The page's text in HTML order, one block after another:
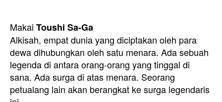
Makai Toushi Sa-Ga
Alkisah, empat dunia yang diciptakan oleh para
dewa dihubungkan oleh satu menara. Ada sebuah
legenda di antara orang-orang yang tinggal di
sana. Ada surga di atas menara. Seorang
petualang lain akan berangkat ke surga legendaris